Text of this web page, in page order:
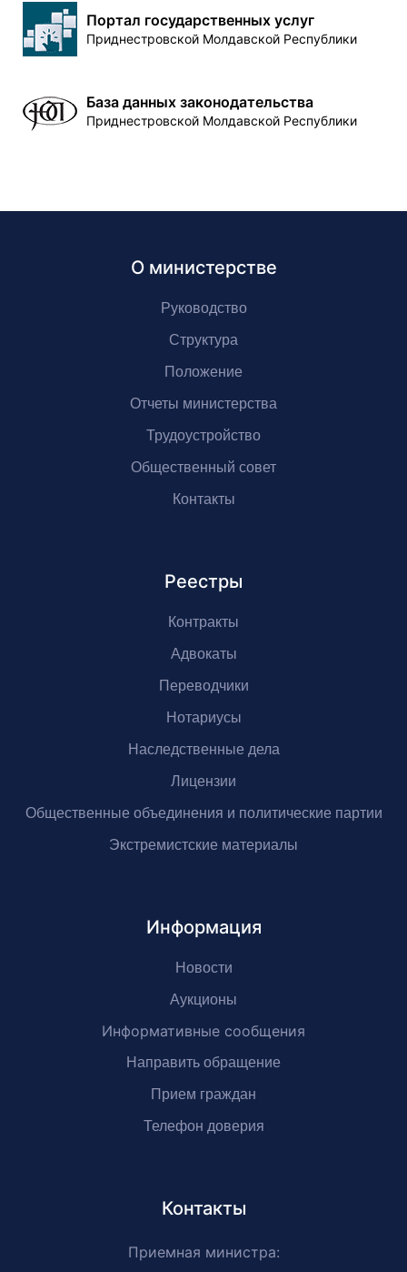
Портал государственных услуг
Приднестровской Молдавской Республики
База данных законодательства
Приднестровской Молдавской Республики
О министерстве
Руководство
Структура
Положение
Отчеты министерства
Трудоустройство
Общественный совет
Контакты
Реестры
Контракты
Адвокаты
Переводчики
Нотариусы
Наследственные дела
Лицензии
Общественные объединения и политические партии
Экстремистские материалы
Информация
Новости
Аукционы
Информативные сообщения
Направить обращение
Прием граждан
Телефон доверия
Контакты
Приемная министра: